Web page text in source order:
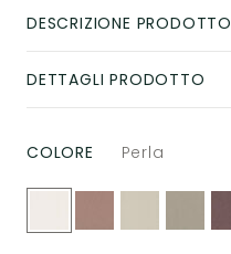
DESCRIZIONE PRODOTTO
DETTAGLI PRODOTTO
COLORE Perla